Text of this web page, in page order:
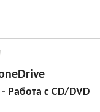
Работа с CD/DVD